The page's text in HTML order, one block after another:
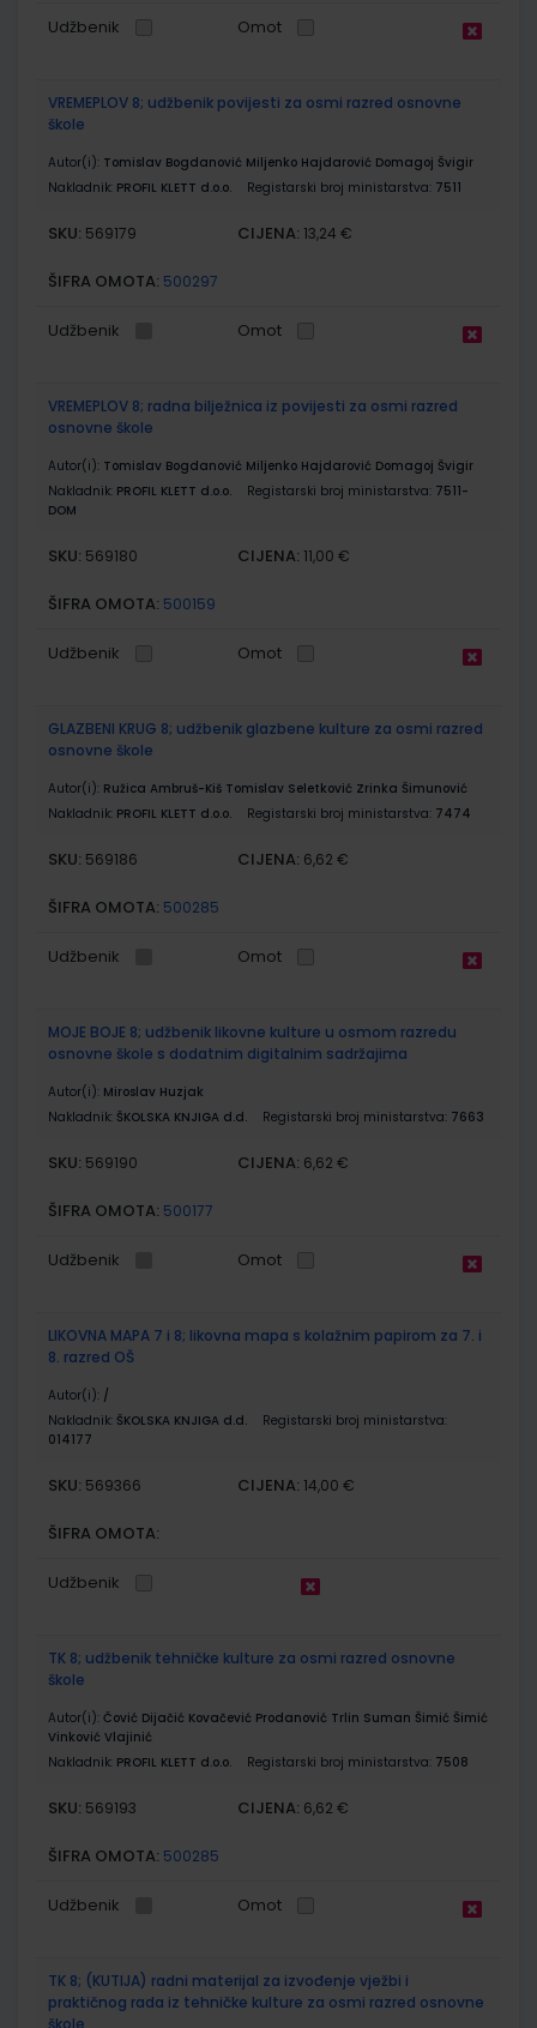
Udžbenik Omot
VREMEPLOV 8; udžbenik povijesti za osmi razred osnovne
škole
Autor(i): Tomislav Bogdanović Miljenko Hajdarović Domagoj Švigir
Nakladnik: PROFIL KLETT d.o.o. Registarski broj ministarstva: 7511
SKU: 569179 CIJENA: 13,24 €
ŠIFRA OMOTA: 500297
Udžbenik Omot
VREMEPLOV 8; radna bilježnica iz povijesti za osmi razred
osnovne škole
Autor(i): Tomislav Bogdanović Miljenko Hajdarović Domagoj Švigir
Nakladnik: PROFIL KLETT d.o.o. Registarski broj ministarstva: 7511-
DOM
SKU: 569180 CIJENA: 11,00 €
ŠIFRA OMOTA: 500159
Udžbenik Omot
GLAZBENI KRUG 8; udžbenik glazbene kulture za osmi razred
osnovne škole
Autor(i): Ružica Ambruš-Kiš Tomislav Seletković Zrinka Šimunović
Nakladnik: PROFIL KLETT d.o.o. Registarski broj ministarstva: 7474
SKU: 569186 CIJENA: 6,62 €
ŠIFRA OMOTA: 500285
Udžbenik Omot
MOJE BOJE 8; udžbenik likovne kulture u osmom razredu
osnovne škole s dodatnim digitalnim sadržajima
Autor(i): Miroslav Huzjak
Nakladnik: ŠKOLSKA KNJIGA d.d. Registarski broj ministarstva: 7663
SKU: 569190 CIJENA: 6,62 €
ŠIFRA OMOTA: 500177
Udžbenik Omot
LIKOVNA MAPA 7 i 8; likovna mapa s kolažnim papirom za 7. i
8. razred OŠ
Autor(i): /
Nakladnik: ŠKOLSKA KNJIGA d.d.
Registarski broj ministarstva:
014177
SKU: 569366 CIJENA: 14,00 €
ŠIFRA OMOTA:
Udžbenik
TK 8; udžbenik tehničke kulture za osmi razred osnovne
škole
Autor(i): Čović Dijačić Kovačević Prodanović Trlin Suman Šimić Šimić
Vinković Vlajinić
Nakladnik: PROFIL KLETT d.o.o. Registarski broj ministarstva: 7508
SKU: 569193 CIJENA: 6,62 €
ŠIFRA OMOTA: 500285
Udžbenik Omot
TK 8; (KUTIJA) radni materijal za izvođenje vježbi i
praktičnog rada iz tehničke kulture za osmi razred osnovne
škole